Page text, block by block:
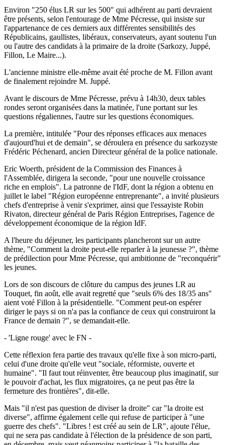
Environ "250 élus LR sur les 500" qui adhérent au parti devraient
être présents, selon l'entourage de Mme Pécresse, qui insiste sur
l'appartenance de ces derniers aux différentes sensibilités des
Républicains, gaullistes, libéraux, conservateurs, ayant soutenu l'un
ou l'autre des candidats à la primaire de la droite (Sarkozy, Juppé,
Fillon, Le Maire...).
L'ancienne ministre elle-même avait été proche de M. Fillon avant
de finalement rejoindre M. Juppé.
Avant le discours de Mme Pécresse, prévu à 14h30, deux tables
rondes seront organisées dans la matinée, l'une portant sur les
questions régaliennes, l'autre sur les questions économiques.
La première, intitulée "Pour des réponses efficaces aux menaces
d'aujourd'hui et de demain", se déroulera en présence du sarkozyste
Frédéric Péchenard, ancien Directeur général de la police nationale.
Eric Woerth, président de la Commission des Finances à
l'Assemblée, dirigera la seconde, "pour une nouvelle croissance
riche en emplois". La patronne de l'IdF, dont la région a obtenu en
juillet le label "Région européenne entreprenante", a invité plusieurs
chefs d'entreprise à venir s'exprimer, ainsi que l'essayiste Robin
Rivaton, directeur général de Paris Région Entreprises, l'agence de
développement économique de la région IdF.
A l'heure du déjeuner, les participants plancheront sur un autre
thème, "Comment la droite peut-elle reparler à la jeunesse ?", thème
de prédilection pour Mme Pécresse, qui ambitionne de "reconquérir"
les jeunes.
Lors de son discours de clôture du campus des jeunes LR au
Touquet, fin août, elle avait regretté que "seuls 6% des 18/35 ans"
aient voté Fillon à la présidentielle. "Comment peut-on espérer
diriger le pays si on n'a pas la confiance de ceux qui construiront la
France de demain ?", se demandait-elle.
- 'Ligne rouge' avec le FN -
Cette réflexion fera partie des travaux qu'elle fixe à son micro-parti,
celui d'une droite qu'elle veut "sociale, réformiste, ouverte et
humaine". "Il faut tout réinventer, être beaucoup plus imaginatif, sur
le pouvoir d'achat, les flux migratoires, ça ne peut pas être la
fermeture des frontières", dit-elle.
Mais "il n'est pas question de diviser la droite" car "la droite est
diverse", affirme également celle qui refuse de participer à "une
guerre des chefs". "Libres ! est créé au sein de LR", ajoute l'élue,
qui ne sera pas candidate à l'élection de la présidence de son parti,